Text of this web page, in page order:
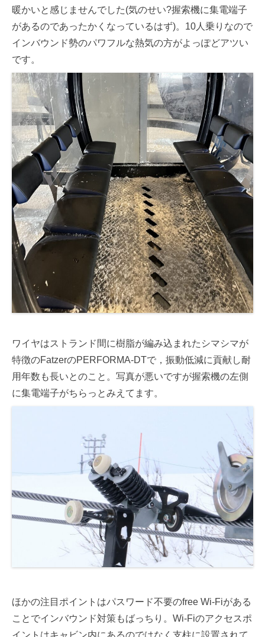
暖かいと感じませんでした(気のせい?握索機に集電端子
があるのであったかくなっているはず)。10人乗りなので
インバウンド勢のパワフルな熱気の方がよっぽどアツい
です。
ワイヤはストランド間に樹脂が編み込まれたシマシマが
特徴のFatzerのPERFORMA-DTで，振動低減に貢献し耐
用年数も長いとのこと。写真が悪いですが握索機の左側
に集電端子がちらっとみえてます。
ほかの注目ポイントはパスワード不要のfree Wi-Fiがある
ことでインバウンド対策もばっちり。Wi-Fiのアクセスポ
イントはキャビン内にあるのではなく支柱に設置されて